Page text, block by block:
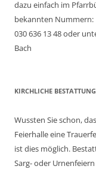
dazu einfach im
bekannten Nummern:
030 636 13 48 oder
Bach
KIRCHLICHE
Wussten Sie schon,
Feierhalle eine
ist dies möglich.
Sarg- oder